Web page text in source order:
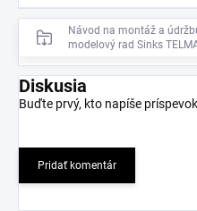
Návod na montáž a
modelový rad Sinks
Diskusia
Buďte prvý, kto napíše
Pridať komentár